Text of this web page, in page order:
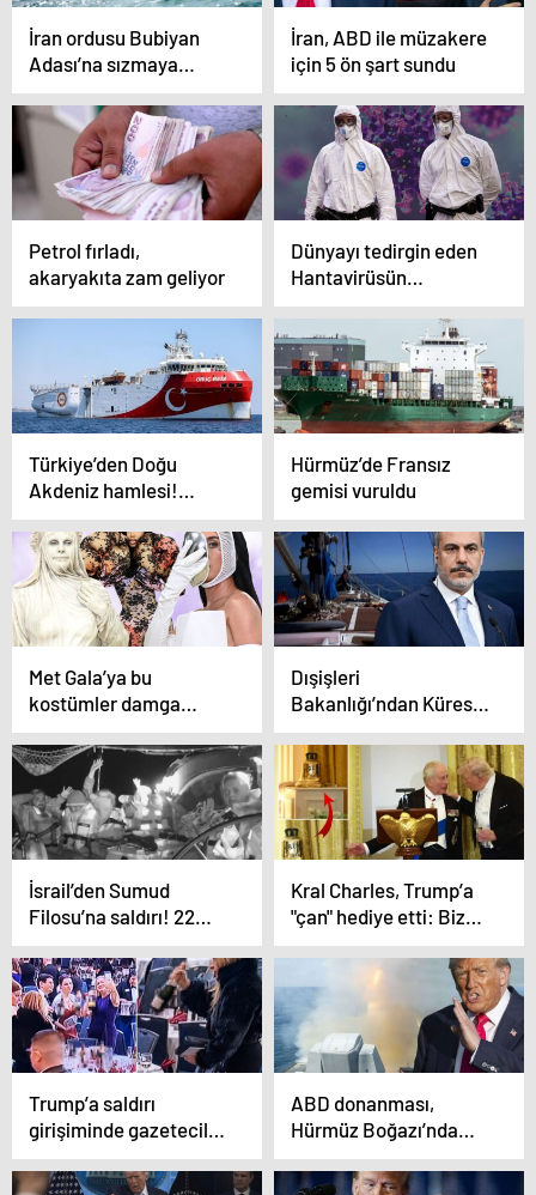
İran ordusu Bubiyan
Adası’na sızmaya
çalıştı, Kuveyt nota
verdi
İran, ABD ile müzakere
için 5 ön şart sundu
Petrol fırladı,
akaryakıta zam geliyor
Dünyayı tedirgin eden
Hantavirüsün
başlangıcı ortaya çıktı!
Resmen bile bile lades
Türkiye’den Doğu
Akdeniz hamlesi!
Komşu’da büyük panik
var
Hürmüz’de Fransız
gemisi vuruldu
Met Gala’ya bu
kostümler damga
vurdu! Kimi heykel
oldu, kiminin kostümü
bağırsağa benzetildi
Dışişleri
Bakanlığı’ndan Küresel
Sumud Filosu’na
saldırıya ilişkin ilk tepki
İsrail’den Sumud
Filosu’na saldırı! 22
gemi kaçırıldı, kafilede
31 Türk var
Kral Charles, Trump’a
"çan" hediye etti: Bize
ulaşmanız gerekirse
çanı çalın
Trump’a saldırı
girişiminde gazeteciler
kaosun ortasında içki
şişelerini çaldı
ABD donanması,
Hürmüz Boğazı’nda
deniz ablukasını
geçmeye çalışan İran